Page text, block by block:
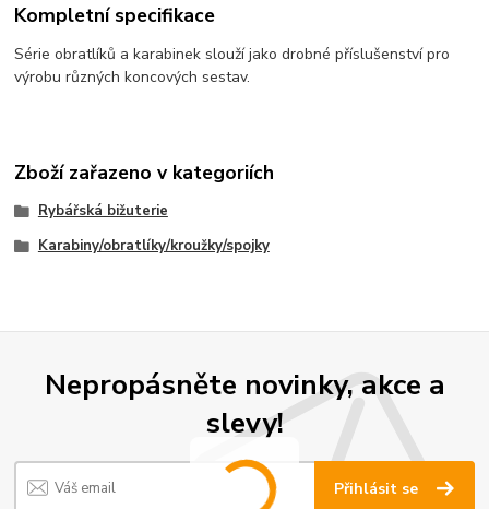
Kompletní specifikace
Série obratlíků a karabinek slouží jako drobné příslušenství pro
výrobu různých koncových sestav.
Zboží zařazeno v kategoriích
Rybářská bižuterie
Karabiny/obratlíky/kroužky/spojky
Nepropásněte novinky, akce a
slevy!
Přihlásit se